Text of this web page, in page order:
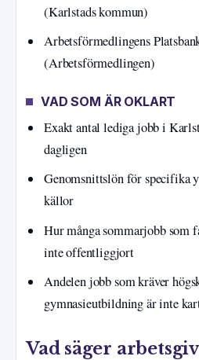
(Karlstads kommun)
Arbetsförmedlingens
(Arbetsförmedlingen)
VAD SOM ÄR OKLART
Exakt antal lediga jobb i
dagligen
Genomsnittslön för specifika
källor
Hur många sommarjobb som
inte offentliggjort
Andelen jobb som kräver
gymnasieutbildning är inte
Vad säger